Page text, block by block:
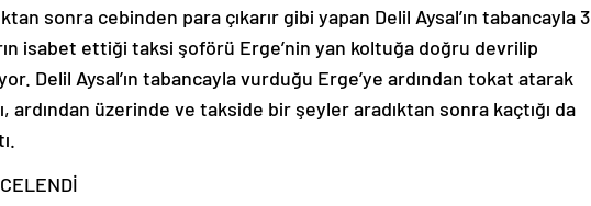
sonra cebinden para çıkarır gibi yapan Delil Aysal’ın tabancayla 3
isabet ettiği taksi şoförü Erge’nin yan koltuğa doğru devrilip
Delil Aysal’ın tabancayla vurduğu Erge’ye ardından tokat atarak
ardından üzerinde ve takside bir şeyler aradıktan sonra kaçtığı da